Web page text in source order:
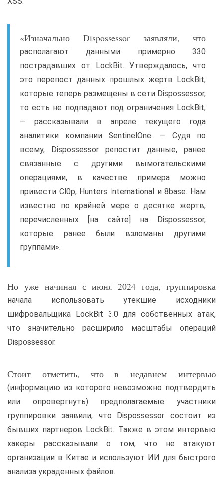
«Изначально Dispossessor заявляли, что
располагают данными примерно 330
пострадавших от LockBit. Утверждалось, что
это перепост данных прошлых жертв LockBit,
которые теперь размещены в сети Dispossessor,
то есть не подпадают под ограничения LockBit,
— рассказывали в апреле текущего года
аналитики компании SentinelOne. — Судя по
всему, Dispossessor репостит данные, ранее
связанные с другими вымогательскими
операциями, в качестве примера можно
привести Cl0p, Hunters International и 8base. Нам
известно по крайней мере о десятке жертв,
перечисленных [на сайте] на Dispossessor,
которые ранее были взломаны другими
группами».
Но уже начиная с июня 2024 года, группировка
начала использовать утекшие исходники
шифровальщика LockBit 3.0 для собственных атак,
что значительно расширило масштабы операций
Dispossessor.
Стоит отметить, что в недавнем интервью
(информацию из которого невозможно подтвердить
или опровергнуть) предполагаемые участники
группировки заявили, что Dispossessor состоит из
бывших партнеров LockBit. Также в этом интервью
хакеры рассказывали о том, что не атакуют
организации в Китае и используют ИИ для быстрого
анализа украденных файлов.